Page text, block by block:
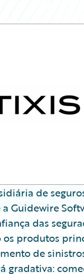
de
Guidewire
das
produtos
de
gradativa: